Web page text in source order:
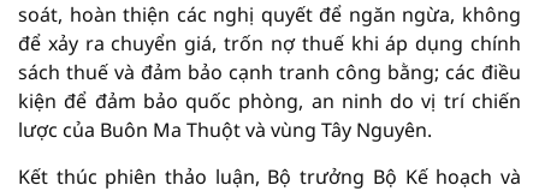
soát, hoàn thiện các nghị quyết để ngăn ngừa, không
để xảy ra chuyển giá, trốn nợ thuế khi áp dụng chính
sách thuế và đảm bảo cạnh tranh công bằng; các điều
kiện để đảm bảo quốc phòng, an ninh do vị trí chiến
lược của Buôn Ma Thuột và vùng Tây Nguyên.
Kết thúc phiên thảo luận, Bộ trưởng Bộ Kế hoạch và